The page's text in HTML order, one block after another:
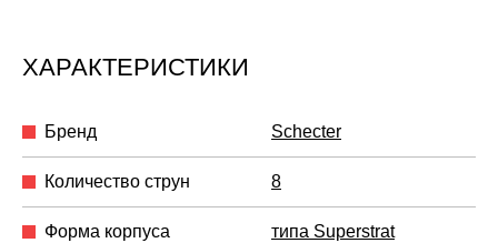
ХАРАКТЕРИСТИКИ
Бренд Schecter
Количество струн 8
Форма корпуса типа Superstrat